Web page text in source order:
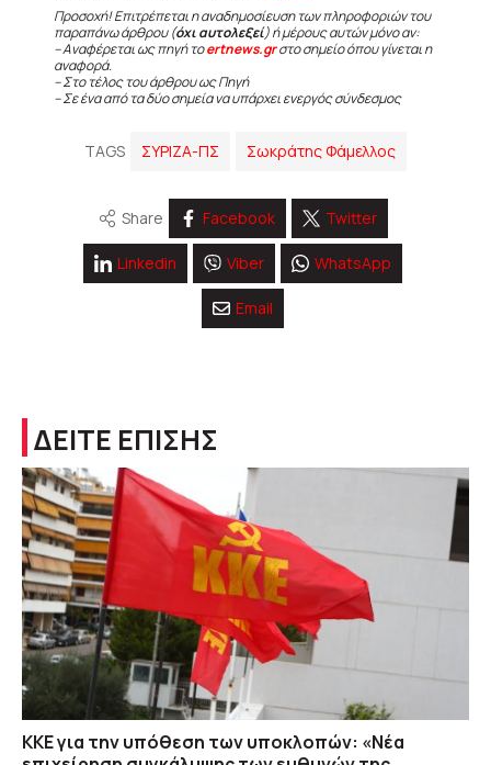
Προσοχή! Επιτρέπεται η αναδημοσίευση των πληροφοριών του
παραπάνω άρθρου (όχι αυτολεξεί) ή μέρους αυτών μόνο αν:
– Αναφέρεται ως πηγή τοertnews.grστο σημείο όπου γίνεται η
αναφορά.
– Στο τέλος του άρθρου ως Πηγή
– Σε ένα από τα δύο σημεία να υπάρχει ενεργός σύνδεσμος
TAGS ΣΥΡΙΖΑ-ΠΣ Σωκράτης Φάμελλος
Share Facebook Twitter
Linkedin Viber WhatsApp
Email
ΔΕΙΤΕ ΕΠΙΣΗΣ
ΚΚΕ για την υπόθεση των υποκλοπών: «Νέα